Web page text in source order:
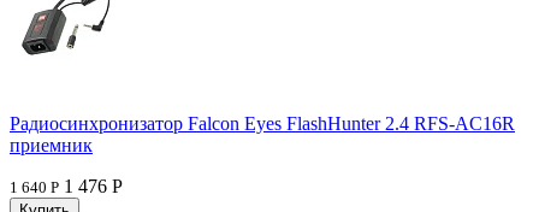
Радиосинхронизатор Falcon Eyes FlashHunter 2.4 RFS-AC16R
приемник
1 640 Р 1 476 Р